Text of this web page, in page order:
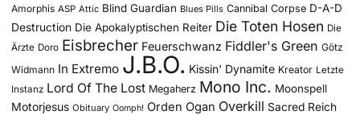
Amorphis ASP Attic Blind Guardian Blues Pills Cannibal Corpse D-A-D
Destruction Die Apokalyptischen Reiter Die Toten Hosen Die
Ärzte Doro Eisbrecher Feuerschwanz Fiddler's Green Götz
Widmann In Extremo J.B.O. Kissin' Dynamite Kreator Letzte
Instanz Lord Of The Lost Megaherz Mono Inc. Moonspell
Motorjesus Obituary Oomph! Orden Ogan Overkill Sacred Reich